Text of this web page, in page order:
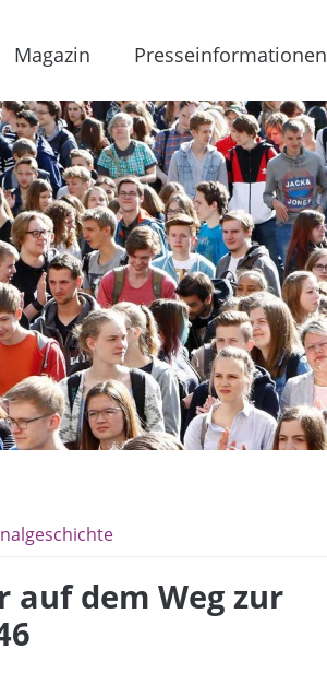
Magazin Presseinformationen
dem Weg zur